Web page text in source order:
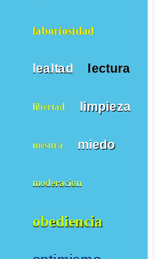
laboriosidad
lealtad lectura
libertad limpieza
mesura miedo
moderacion
obediencia